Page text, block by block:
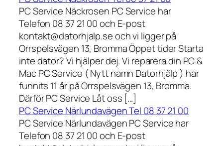
PC Service Näckrosen PC Service har
Telefon 08 37 21 00 och E-post
kontakt@datorhjalp.se och vi ligger på
Orrspelsvägen 13, Bromma Öppet tider Starta
inte dator? Vi hjälper dej. Vi reparera din PC &
Mac PC Service ( Nytt namn Datorhjälp ) har
funnits 11 år på Orrspelsvägen 13, Bromma.
Därför PC Service Låt oss […]
PC Service Närlundavägen Tel 08 37 21 00
PC Service Närlundavägen PC Service har
Telefon 08 37 21 00 och E-post